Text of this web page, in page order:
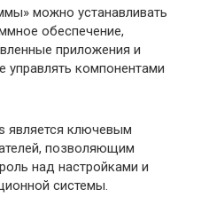
можно устанавливать
обеспечение,
приложения и
управлять компонентами
является ключевым
позволяющим
над настройками и
системы.